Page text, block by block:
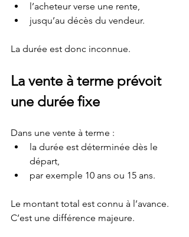
l’acheteur verse une rente,
jusqu’au décès du vendeur.
La durée est donc inconnue.
La vente à terme prévoit
une durée fixe
Dans une vente à terme :
la durée est déterminée dès le
départ,
par exemple 10 ans ou 15 ans.
Le montant total est connu à l’avance.
C’est une différence majeure.